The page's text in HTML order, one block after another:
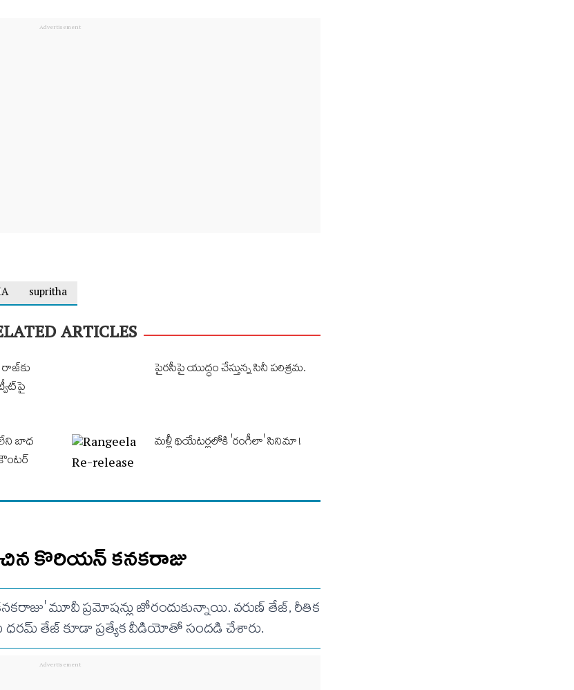
supritha
ARTICLES
రాజ్‌కు
పైర‌సీపై యుద్ధం చేస్తున్న సినీ ప‌రిశ్ర‌మ‌.
బాధ
మళ్లీ థియేటర్లలోకి 'రంగీలా' సినిమా !
కొరియన్ కనకరాజు
మూవీ ప్రమోషన్లు జోరందుకున్నాయి. వరుణ్ తేజ్, రీతిక
తేజ్ కూడా ప్రత్యేక వీడియోతో సందడి చేశారు.